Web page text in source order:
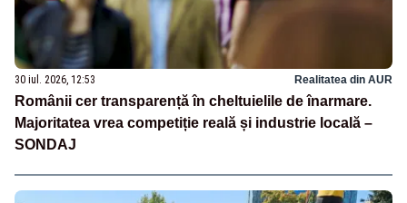
30 iul. 2026, 12:53 Realitatea din AUR
Românii cer transparență în cheltuielile de înarmare.
Majoritatea vrea competiție reală și industrie locală –
SONDAJ